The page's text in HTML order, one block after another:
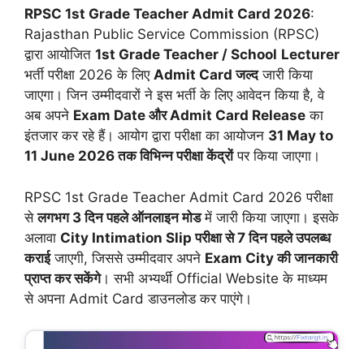
RPSC 1st Grade Teacher Admit Card 2026:
Rajasthan Public Service Commission (RPSC)
द्वारा आयोजित 1st Grade Teacher / School Lecturer
भर्ती परीक्षा 2026 के लिए Admit Card जल्दजारी किया
जाएगा। जिन उम्मीदवारों ने इस भर्ती के लिए आवेदन किया है, वे
अब अपने Exam Date और Admit Card Release का
इंतजार कर रहे हैं। आयोग द्वारा परीक्षा का आयोजन 31 May to
11 June 2026 तक विभिन्न परीक्षा केंद्रोंपर किया जाएगा।
RPSC 1st Grade Teacher Admit Card 2026 परीक्षा
सेलगभग 3 दिन पहले ऑनलाइन मोडमें जारी किया जाएगा। इसके
अलावा City Intimation Slip परीक्षा से 7 दिन पहले उपलब्ध
कराईजाएगी, जिससे उम्मीदवार अपने Exam City की जानकारी
प्राप्त कर सकेंगे। सभी अभ्यर्थी Official Website के माध्यम
से अपना Admit Card डाउनलोड कर पाएंगे।